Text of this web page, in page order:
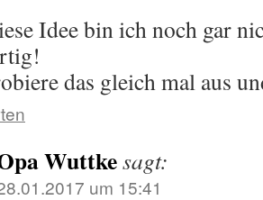
Idee bin ich noch gar
das gleich mal aus
Wuttkesagt:
um 15:41